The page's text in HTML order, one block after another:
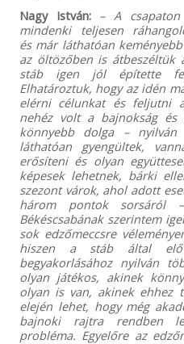
Nagy István: – A
mindenki teljesen
és már láthatóan
az öltözőben is átbeszéltük
stáb igen jól építette
Elhatároztuk, hogy az idén
elérni célunkat és feljutni
nehéz volt a bajnokság
könnyebb dolga – nyilván
láthatóan gyengültek,
erősíteni és olyan
képesek lehetnek, bárki
szezont várok, ahol adott
három pontok
Békéscsabának szerintem
sok edzőmeccsre
hiszen a stáb által
begyakorlásához nyilván
olyan játékos, akinek
olyan is van, akinek ehhez
elején lehet, hogy még
bajnoki rajtra rendben
probléma. Egyelőre az